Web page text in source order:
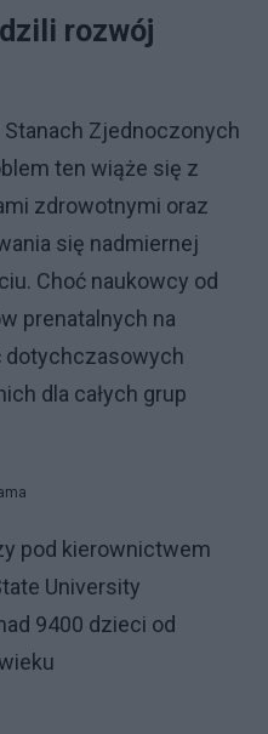
rozwój
Stanach Zjednoczonych
ten wiąże się z
zdrowotnymi oraz
się nadmiernej
Choć naukowcy od
prenatalnych na
dotychczasowych
dla całych grup
pod kierownictwem
University
9400 dzieci od